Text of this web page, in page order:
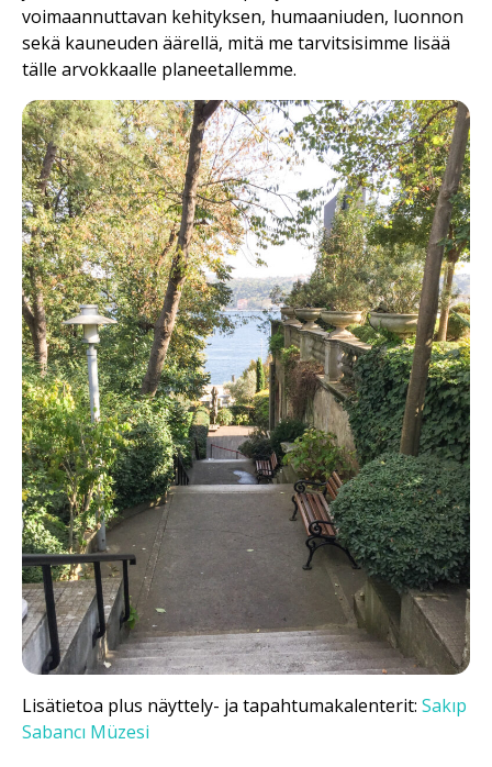
voimaannuttavan kehityksen, humaaniuden, luonnon
sekä kauneuden äärellä, mitä me tarvitsisimme lisää
tälle arvokkaalle planeetallemme.
Lisätietoa plus näyttely- ja tapahtumakalenterit: Sakıp
Sabancı Müzesi